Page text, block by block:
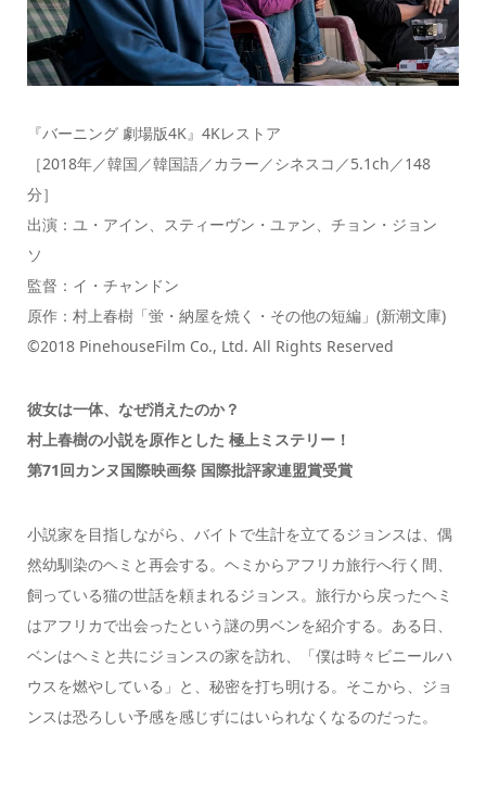
『バーニング 劇場版4K』4Kレストア
［2018年／韓国／韓国語／カラー／シネスコ／5.1ch／148
分］
出演：ユ・アイン、スティーヴン・ユァン、チョン・ジョン
ソ
監督：イ・チャンドン
原作：村上春樹「蛍・納屋を焼く・その他の短編」(新潮文庫)
©2018 PinehouseFilm Co., Ltd. All Rights Reserved
彼女は一体、なぜ消えたのか？
村上春樹の小説を原作とした 極上ミステリー！
第71回カンヌ国際映画祭 国際批評家連盟賞受賞
小説家を目指しながら、バイトで生計を立てるジョンスは、偶
然幼馴染のヘミと再会する。ヘミからアフリカ旅行へ行く間、
飼っている猫の世話を頼まれるジョンス。旅行から戻ったヘミ
はアフリカで出会ったという謎の男ベンを紹介する。ある日、
ベンはヘミと共にジョンスの家を訪れ、「僕は時々ビニールハ
ウスを燃やしている」と、秘密を打ち明ける。そこから、ジョ
ンスは恐ろしい予感を感じずにはいられなくなるのだった。